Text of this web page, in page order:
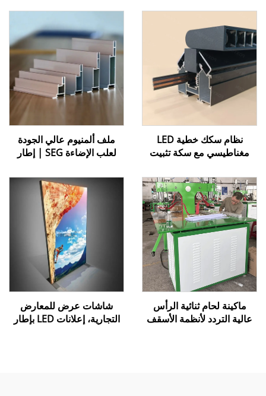
نظام سكك خطية LED
مغناطيسي مع سكة تثبيت
الداخلي
ملف ألمنيوم عالي الجودة
لعلب الإضاءة SEG | إطار
مزود بحافة سيليكونية
ماكينة لحام ثنائية الرأس
عالية التردد لأنظمة الأسقف
شاشات عرض للمعارض
التجارية، إعلانات LED بإطار